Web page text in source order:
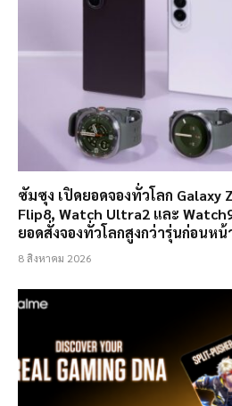
ซัมซุง เปิดยอดจองทั่วโลก Galaxy
Flip8, Watch Ultra2 และ
ยอดสั่งจองทั่วโลกสูงกว่ารุ่นก่อนหน้
8 สิงหาคม 2026